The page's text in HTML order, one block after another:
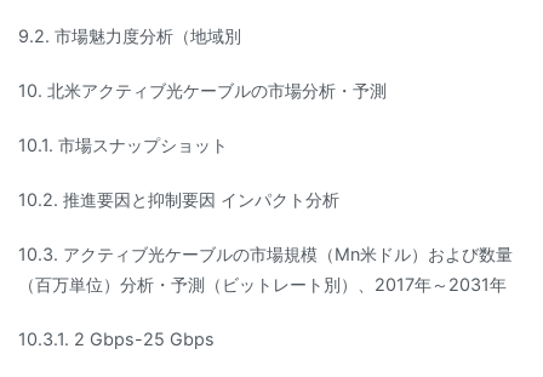
9.2. 市場魅力度分析（地域別
10. 北米アクティブ光ケーブルの市場分析・予測
10.1. 市場スナップショット
10.2. 推進要因と抑制要因 インパクト分析
10.3. アクティブ光ケーブルの市場規模（Mn米ドル）および数量
（百万単位）分析・予測（ビットレート別）、2017年～2031年
10.3.1. 2 Gbps-25 Gbps